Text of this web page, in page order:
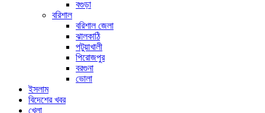
বগুড়া
বরিশাল
বরিশাল জেলা
ঝালকাঠি
পটুয়াখালী
পিরোজপুর
বরগুনা
ভোলা
ইসলাম
বিদেশের খবর
খেলা